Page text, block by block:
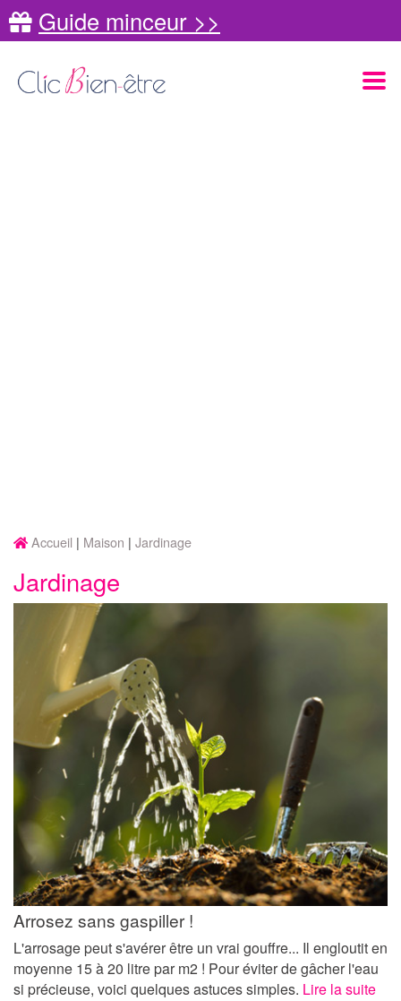
Guide minceur >>
Accueil Maison Jardinage
Jardinage
Arrosez sans gaspiller !
L'arrosage peut s'avérer être un vrai gouffre... Il engloutit en
moyenne 15 à 20 litre par m2 ! Pour éviter de gâcher l'eau
si précieuse, voici quelques astuces simples. Lire la suite